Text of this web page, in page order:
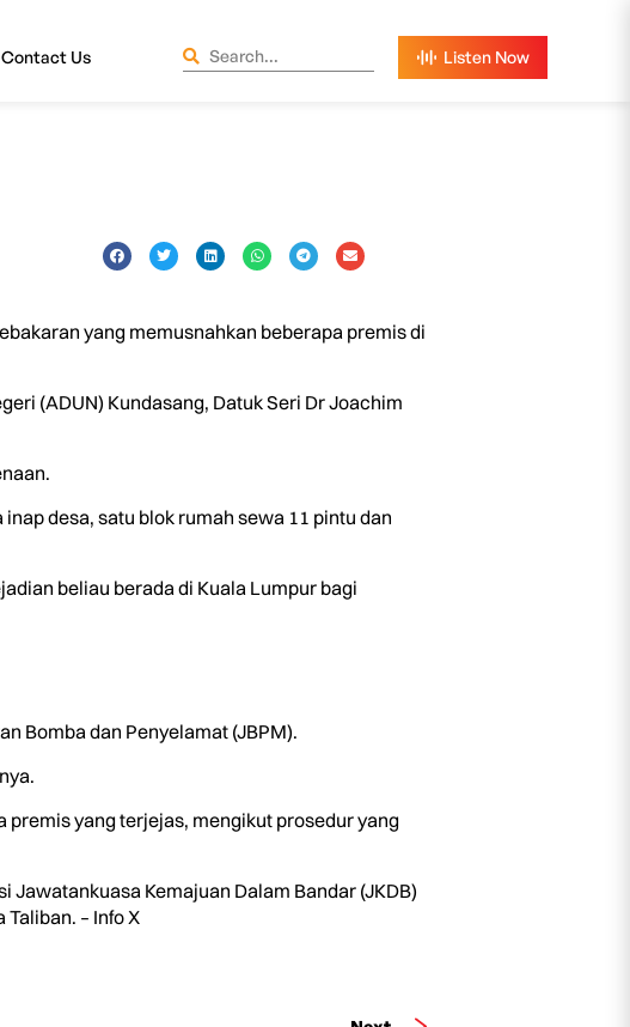
Contact Us
yang memusnahkan beberapa premis di
(ADUN) Kundasang, Datuk Seri Dr Joachim
desa, satu blok rumah sewa 11 pintu dan
beliau berada di Kuala Lumpur bagi
Bomba dan Penyelamat (JBPM).
yang terjejas, mengikut prosedur yang
Jawatankuasa Kemajuan Dalam Bandar (JKDB)
– Info X